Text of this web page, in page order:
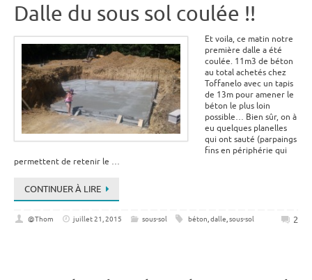
Dalle du sous sol coulée !!
Et voila, ce matin notre
première dalle a été
coulée. 11m3 de béton
au total achetés chez
Toffanelo avec un tapis
de 13m pour amener le
béton le plus loin
possible… Bien sûr, on à
eu quelques planelles
qui ont sauté (parpaings
fins en périphérie qui
permettent de retenir le …
CONTINUER À LIRE
@Thom juillet 21, 2015 sous-sol béton,dalle,sous-sol 2